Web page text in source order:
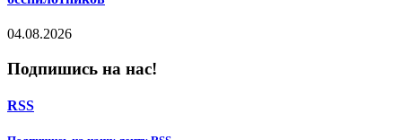
04.08.2026
Подпишись на нас!
RSS